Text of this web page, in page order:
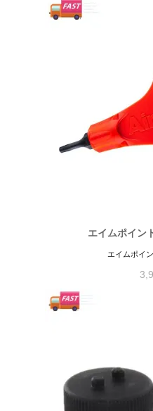
エイムポイ
エイムポイ